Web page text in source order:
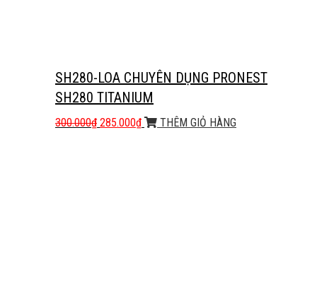
SH280-LOA CHUYÊN DỤNG PRONEST
SH280 TITANIUM
300.000₫ 285.000₫ THÊM GIỎ HÀNG